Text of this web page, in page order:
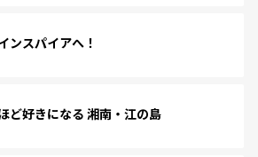
ンスパイアへ！
ど好きになる 湘南・江の島